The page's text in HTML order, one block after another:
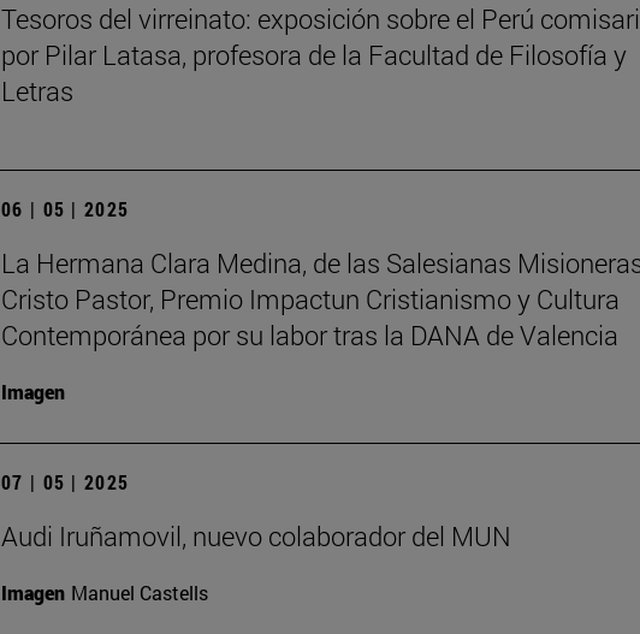
Tesoros del virreinato: exposición sobre el Perú
por Pilar Latasa, profesora de la Facultad de Filosofía y
Letras
06 | 05 | 2025
La Hermana Clara Medina, de las Salesianas
Cristo Pastor, Premio Impactun Cristianismo y Cultura
Contemporánea por su labor tras la DANA de Valencia
Imagen
07 | 05 | 2025
Audi Iruñamovil, nuevo colaborador del MUN
Imagen Manuel Castells